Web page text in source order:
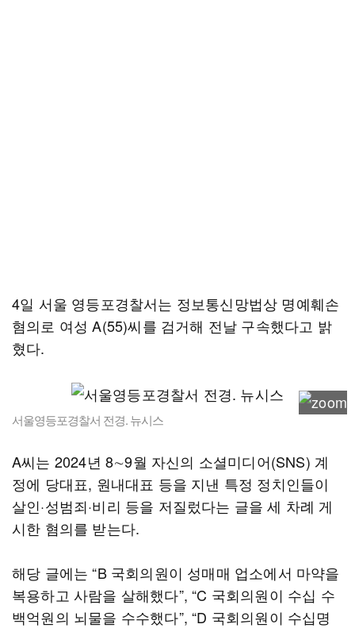
4일 서울 영등포경찰서는 정보통신망법상 명예훼손
혐의로 여성 A(55)씨를 검거해 전날 구속했다고 밝
혔다.
서울영등포경찰서 전경. 뉴시스
A씨는 2024년 8∼9월 자신의 소셜미디어(SNS) 계
정에 당대표, 원내대표 등을 지낸 특정 정치인들이
살인·성범죄·비리 등을 저질렀다는 글을 세 차례 게
시한 혐의를 받는다.
해당 글에는 “B 국회의원이 성매매 업소에서 마약을
복용하고 사람을 살해했다”, “C 국회의원이 수십 수
백억원의 뇌물을 수수했다”, “D 국회의원이 수십명